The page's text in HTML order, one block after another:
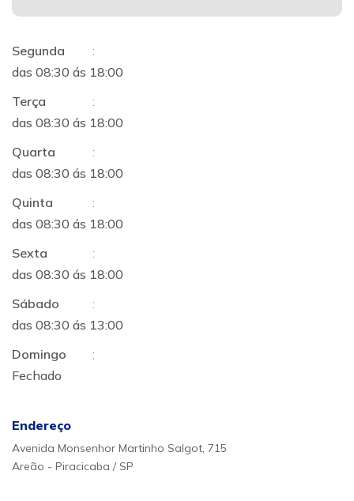
Segunda
:
das 08:30 ás 18:00
Terça
:
das 08:30 ás 18:00
Quarta
:
das 08:30 ás 18:00
Quinta
:
das 08:30 ás 18:00
Sexta
:
das 08:30 ás 18:00
Sábado
:
das 08:30 ás 13:00
Domingo
:
Fechado
Endereço
Avenida Monsenhor Martinho Salgot, 715
Areão - Piracicaba / SP